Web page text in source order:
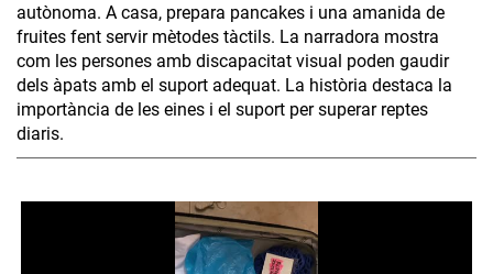
autònoma. A casa, prepara pancakes i una amanida de
fruites fent servir mètodes tàctils. La narradora mostra
com les persones amb discapacitat visual poden gaudir
dels àpats amb el suport adequat. La història destaca la
importància de les eines i el suport per superar reptes
diaris.